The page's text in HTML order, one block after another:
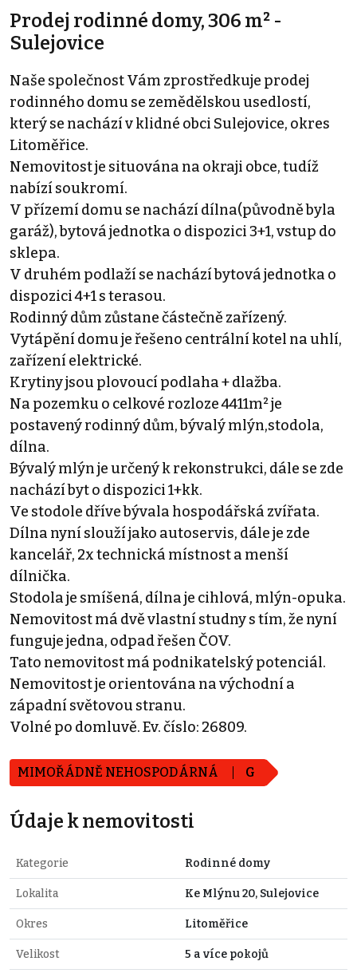
Prodej rodinné domy, 306 m² -
Sulejovice
Naše společnost Vám zprostředkuje prodej
rodinného domu se zemědělskou usedlostí,
který se nachází v klidné obci Sulejovice, okres
Litoměřice.
Nemovitost je situována na okraji obce, tudíž
nabízí soukromí.
V přízemí domu se nachází dílna(původně byla
garáž), bytová jednotka o dispozici 3+1, vstup do
sklepa.
V druhém podlaží se nachází bytová jednotka o
dispozici 4+1 s terasou.
Rodinný dům zůstane částečně zařízený.
Vytápění domu je řešeno centrální kotel na uhlí,
zařízení elektrické.
Krytiny jsou plovoucí podlaha + dlažba.
Na pozemku o celkové rozloze 4411m² je
postavený rodinný dům, bývalý mlýn,stodola,
dílna.
Bývalý mlýn je určený k rekonstrukci, dále se zde
nachází byt o dispozici 1+kk.
Ve stodole dříve bývala hospodářská zvířata.
Dílna nyní slouží jako autoservis, dále je zde
kancelář, 2x technická místnost a menší
dílnička.
Stodola je smíšená, dílna je cihlová, mlýn-opuka.
Nemovitost má dvě vlastní studny s tím, že nyní
funguje jedna, odpad řešen ČOV.
Tato nemovitost má podnikatelský potenciál.
Nemovitost je orientována na východní a
západní světovou stranu.
Volné po domluvě. Ev. číslo: 26809.
MIMOŘÁDNĚ NEHOSPODÁRNÁ G
Údaje k nemovitosti
Kategorie Rodinné domy
Lokalita Ke Mlýnu 20, Sulejovice
Okres Litoměřice
Velikost 5 a více pokojů